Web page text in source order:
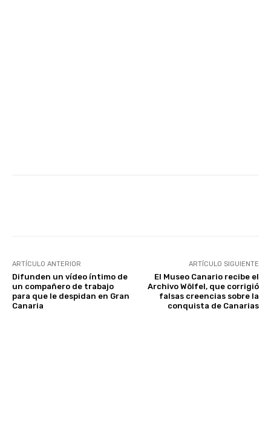
ARTÍCULO ANTERIOR
Difunden un vídeo íntimo de
un compañero de trabajo
para que le despidan en Gran
Canaria
ARTÍCULO SIGUIENTE
El Museo Canario recibe el
Archivo Wölfel, que corrigió
falsas creencias sobre la
conquista de Canarias